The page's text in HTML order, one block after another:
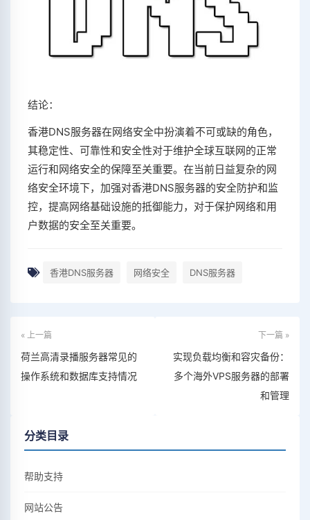
结论：
香港DNS服务器在网络安全中扮演着不可或缺的角色，
其稳定性、可靠性和安全性对于维护全球互联网的正常
运行和网络安全的保障至关重要。在当前日益复杂的网
络安全环境下，加强对香港DNS服务器的安全防护和监
控，提高网络基础设施的抵御能力，对于保护网络和用
户数据的安全至关重要。
香港DNS服务器 网络安全 DNS服务器
« 上一篇
荷兰高清录播服务器常见的
操作系统和数据库支持情况
下一篇 »
实现负载均衡和容灾备份：
多个海外VPS服务器的部署
和管理
分类目录
帮助支持
网站公告